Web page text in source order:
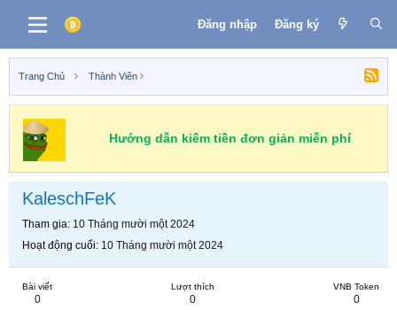
Đăng nhập Đăng ký
Trang Chủ Thành Viên
Hướng dẫn kiếm tiền đơn giản miễn phí
KaleschFeK
Tham gia 10 Tháng mười một 2024
Hoạt động cuối 10 Tháng mười một 2024
Bài viết
0
Lượt thích
0
VNB Token
0